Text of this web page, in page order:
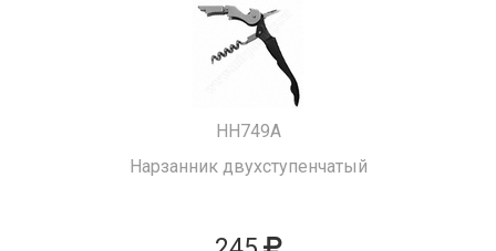
HH749A
Нарзанник двухступенчатый